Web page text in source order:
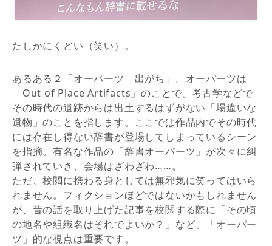
たしかにくどい（笑い）。
あるある２「オーパーツ 出がち」。オーパーツは
「Out of Place Artifacts」のことで、考古学などで
その時代の遺跡からは出土するはずがない「場違いな
遺物」のことを指します。ここでは作品内でその時代
には存在し得ない辞書が登場してしまっているシーン
を指摘。有名な作品の「辞書オーパーツ」が次々に糾
弾されていき、会場はざわざわ……。
ただ、校閲に携わる身としては無邪気に笑ってはいら
れません。フィクションほどではないかもしれません
が、昔の話を取り上げた記事を校閲する際に「その頃
の地名や組織名はそれでよいか？」など、「オーパー
ツ」的な視点は重要です。